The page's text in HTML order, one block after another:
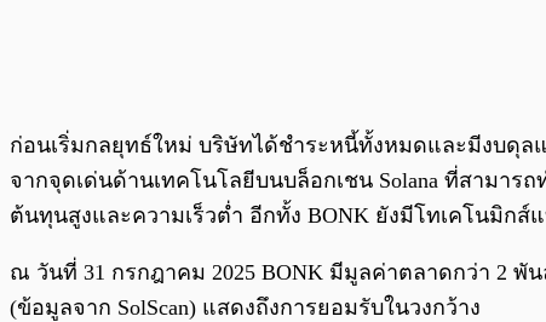
ก่อนเริ่มกลยุทธ์ใหม่ บริษัทได้ชำระหนี้ทั้งหมดและมีงบดุลแ
จากจุดเด่นด้านเทคโนโลยีบนบล็อกเชน Solana ที่สามาร
ต้นทุนสูงและความเร็วต่ำ อีกทั้ง BONK ยังมีโทเคโนมิก
ณ วันที่ 31 กรกฎาคม 2025 BONK มีมูลค่าตลาดกว่า 2 พั
(ข้อมูลจาก SolScan) แสดงถึงการยอมรับในวงกว้าง